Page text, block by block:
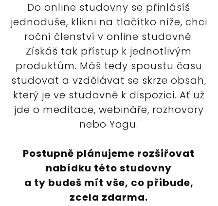
Do online studovny se přinlásíš
jednoduše, klikni na tlačítko níže, chci
roční členství v online studovně.
Získáš tak přístup k jednotlivým
produktům. Máš tedy spoustu času
studovat a vzdělávat se skrze obsah,
který je ve studovně k dispozici. Ať už
jde o meditace, webináře, rozhovory
nebo Yogu.
Postupně plánujeme rozšiřovat
nabídku této studovny
a ty budeš mít vše, co přibude,
zcela zdarma.